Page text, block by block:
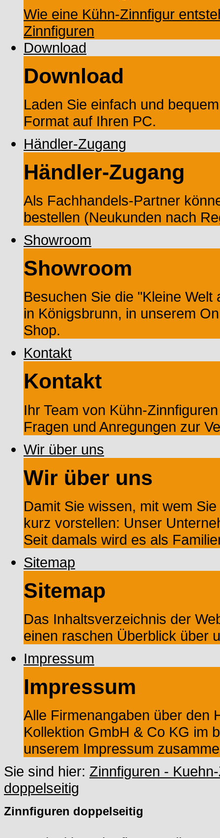
Wie eine Kühn-Zinnfigur
Zinnfiguren
Download
Download
Laden Sie einfach und
Format auf Ihren PC.
Händler-Zugang
Händler-Zugang
Als Fachhandels-Partner
bestellen (Neukunden nach
Showroom
Showroom
Besuchen Sie die "Kleine
in Königsbrunn, in unserem
Shop.
Kontakt
Kontakt
Ihr Team von Kühn-
Fragen und Anregungen zur
Wir über uns
Wir über uns
Damit Sie wissen, mit wem
kurz vorstellen: Unser
Seit damals wird es als
Sitemap
Sitemap
Das Inhaltsverzeichnis der
einen raschen Überblick über
Impressum
Impressum
Alle Firmenangaben über den
Kollektion GmbH & Co KG im
unserem Impressum
Sie sind hier: Zinnfiguren -
doppelseitig
Zinnfiguren doppelseitig